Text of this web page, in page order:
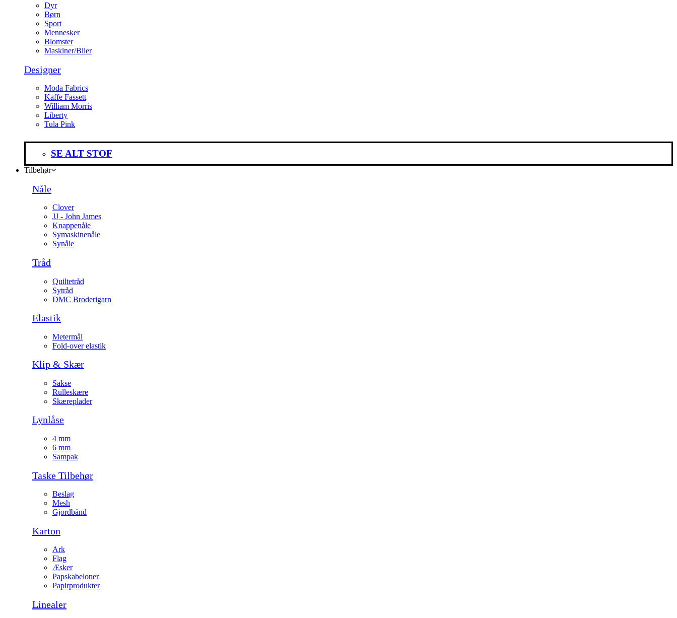
Dyr
Børn
Sport
Mennesker
Blomster
Maskiner/Biler
Designer
Moda Fabrics
Kaffe Fassett
William Morris
Liberty
Tula Pink
SE ALT STOF
Tilbehør
Nåle
Clover
JJ - John James
Knappenåle
Symaskinenåle
Synåle
Tråd
Quiltetråd
Sytråd
DMC Broderigarn
Elastik
Metermål
Fold-over elastik
Klip & Skær
Sakse
Rulleskære
Skæreplader
Lynlåse
4 mm
6 mm
Sampak
Taske Tilbehør
Beslag
Mesh
Gjordbånd
Karton
Ark
Flag
Æsker
Papskabeloner
Papirprodukter
Linealer